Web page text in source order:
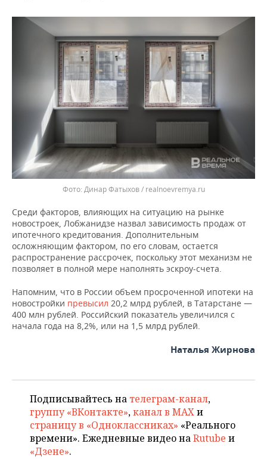
Динар Фатыхов / realnoevremya.ru
Среди факторов, влияющих на ситуацию на рынке
новостроек, Лобжанидзе назвал зависимость продаж от
ипотечного кредитования. Дополнительным
осложняющим фактором, по его словам, остается
распространение рассрочек, поскольку этот механизм не
позволяет в полной мере наполнять эскроу-счета.
Напомним, что в России объем просроченной ипотеки на
новостройки превысил 20,2 млрд рублей, в Татарстане —
400 млн рублей. Российский показатель увеличился с
начала года на 8,2%, или на 1,5 млрд рублей.
Наталья Жирнова
Подписывайтесь на телеграм-канал,
группу «ВКонтакте»,канал в MAXи
страницу в «Одноклассниках» «Реального
времени». Ежедневные видео наRutube и
«Дзене».